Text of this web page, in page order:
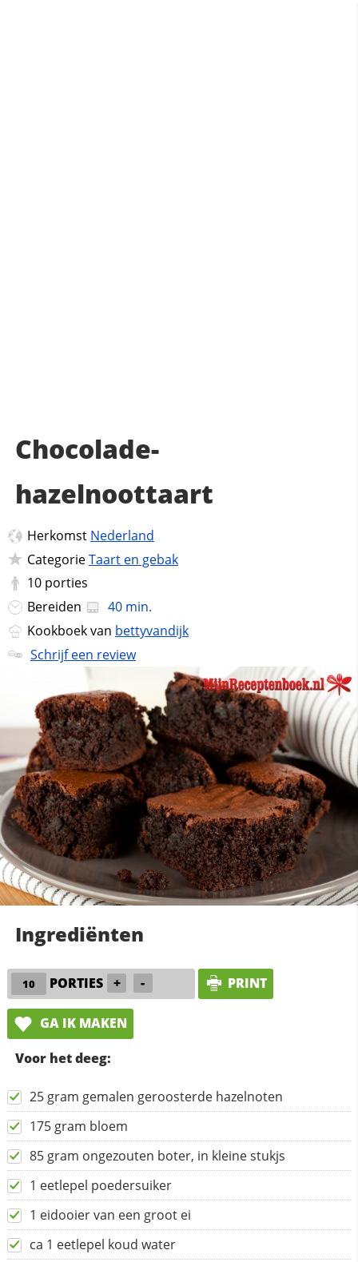
Chocolade-
hazelnoottaart
Herkomst Nederland
CategorieTaart en gebak
10 porties
Bereiden
40 min.
Kookboek van bettyvandijk
Schrijf een review
Ingrediënten
PORTIES + - PRINT
GA IK MAKEN
Voor het deeg:
25 gram gemalen geroosterde hazelnoten
175 gram bloem
85 gram ongezouten boter, in kleine stukjs
1 eetlepel poedersuiker
1 eidooier van een groot ei
ca 1 eetlepel koud water